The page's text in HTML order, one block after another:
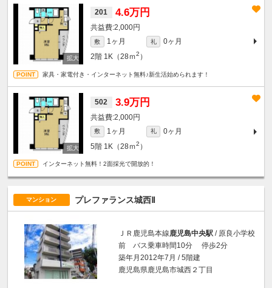
201 4.6万円
2,000円
敷 1ヶ月 礼
0ヶ月
2階 1K（28ｍ2 ）
家具・家電付き・インターネット無料♪新生活始められます！
502 3.9万円
2,000円
敷 1ヶ月 礼
0ヶ月
5階 1K（28ｍ2 ）
インターネット無料！2面採光で開放的！
マンション プレファランス城西Ⅱ
ＪＲ鹿児島本線鹿児島中央駅 / 原良小学校
前 バス乗車時間10分 停歩2分
築年月2012年7月 / 5階建
鹿児島県鹿児島市城西２丁目